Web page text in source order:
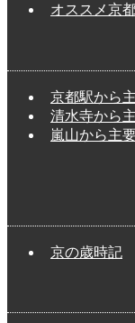
オススメ京
京都駅から
清水寺から
嵐山から主
京の歳時記